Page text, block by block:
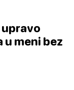
upravo
meni bez